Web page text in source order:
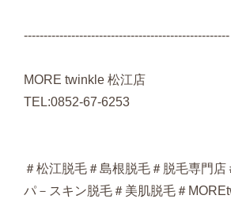
----------------------------------------------------
MORE twinkle 松江店
TEL:0852-67-6253
＃松江脱毛＃島根脱毛＃脱毛専門店
パ－スキン脱毛＃美肌脱毛＃